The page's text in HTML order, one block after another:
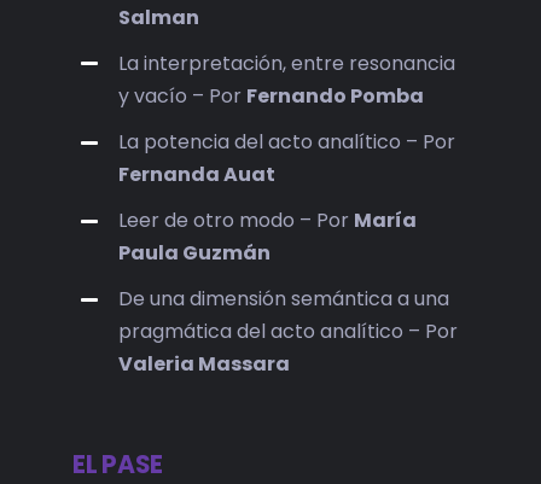
Salman
La interpretación, entre resonancia
y vacío – Por Fernando Pomba
La potencia del acto analítico – Por
Fernanda Auat
Leer de otro modo – Por María
Paula Guzmán
De una dimensión semántica a una
pragmática del acto analítico – Por
Valeria Massara
EL PASE